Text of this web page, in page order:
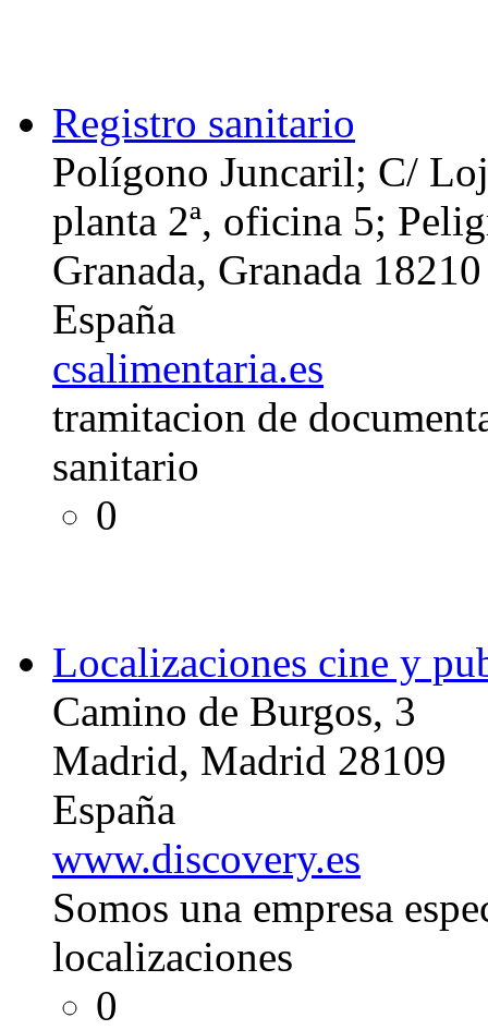
Registro sanitario
Polígono Juncaril; C/
planta 2ª, oficina 5;
Granada, Granada 18210
España
csalimentaria.es
tramitacion de
sanitario
0
Localizaciones cine y
Camino de Burgos, 3
Madrid, Madrid 28109
España
www.discovery.es
Somos una empresa
localizaciones
0